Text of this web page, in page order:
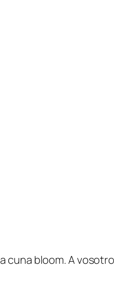
cuna bloom. A